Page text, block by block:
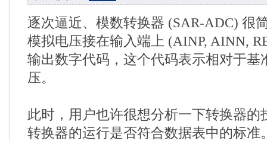
逐次逼近、模数转换器 (SAR-ADC) 很
模拟电压接在输入端上 (AINP, AINN,
输出数字代码，这个代码表示相对于基
压。
此时，用户也许很想分析一下转换器的
转换器的运行是否符合数据表中的标准